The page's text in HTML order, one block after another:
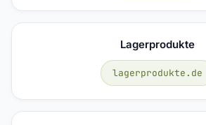
Lagerprodukte
lagerprodukte.de